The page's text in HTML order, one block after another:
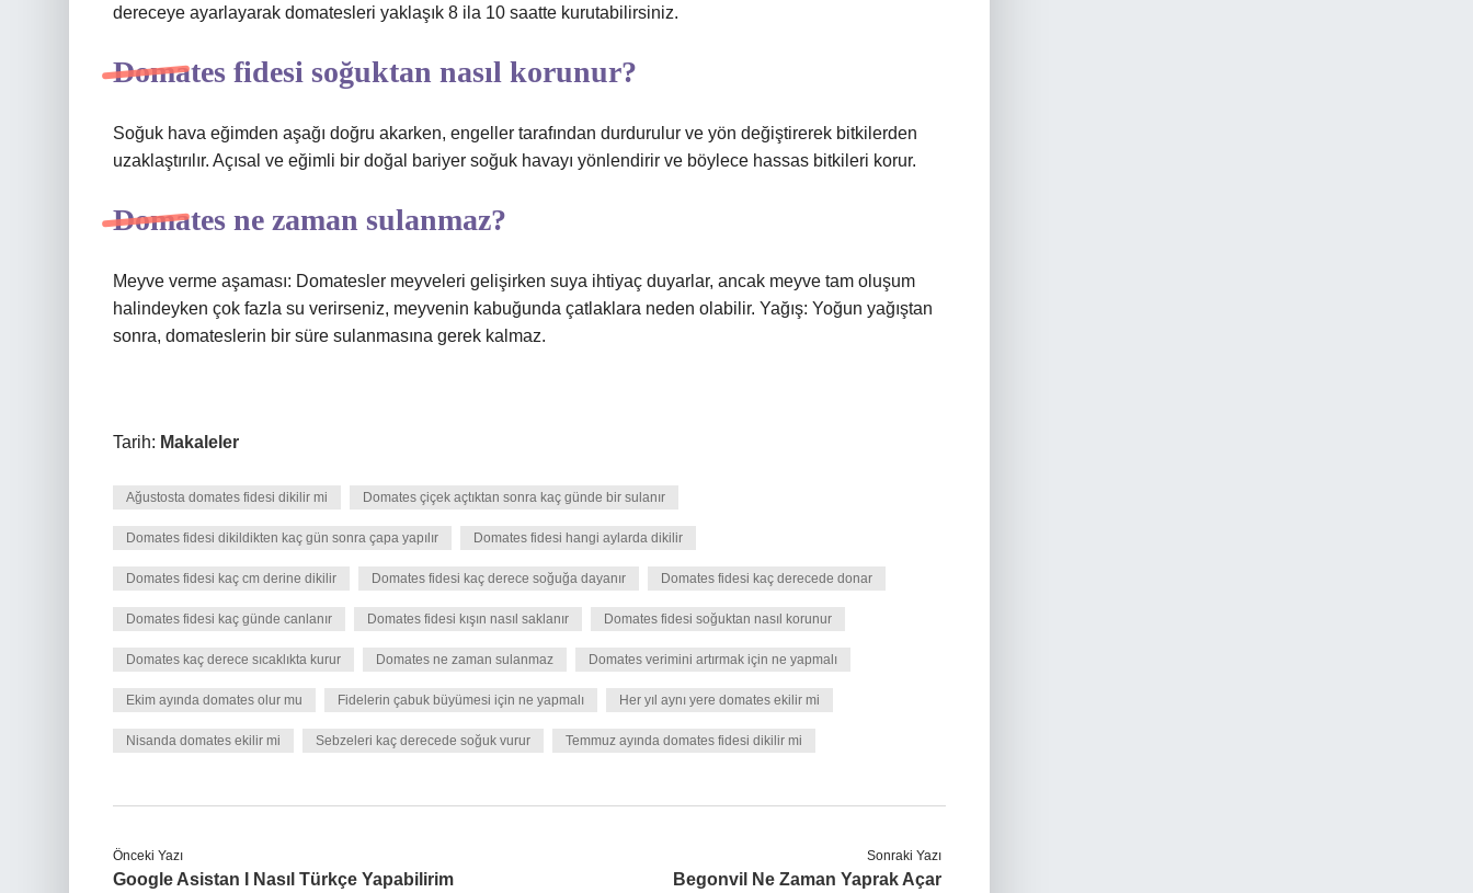
dereceye ayarlayarak domatesleri yaklaşık 8 ila 10 saatte kurutabilirsiniz.
Domates fidesi soğuktan nasıl korunur?
Soğuk hava eğimden aşağı doğru akarken, engeller tarafından durdurulur ve yön değiştirerek bitkilerden
uzaklaştırılır. Açısal ve eğimli bir doğal bariyer soğuk havayı yönlendirir ve böylece hassas bitkileri korur.
Domates ne zaman sulanmaz?
Meyve verme aşaması: Domatesler meyveleri gelişirken suya ihtiyaç duyarlar, ancak meyve tam oluşum
halindeyken çok fazla su verirseniz, meyvenin kabuğunda çatlaklara neden olabilir. Yağış: Yoğun yağıştan
sonra, domateslerin bir süre sulanmasına gerek kalmaz.
Tarih: Makaleler
Ağustosta domates fidesi dikilir mi Domates çiçek açtıktan sonra kaç günde bir sulanır
Domates fidesi dikildikten kaç gün sonra çapa yapılır Domates fidesi hangi aylarda dikilir
Domates fidesi kaç cm derine dikilir Domates fidesi kaç derece soğuğa dayanır Domates fidesi kaç derecede donar
Domates fidesi kaç günde canlanır Domates fidesi kışın nasıl saklanır Domates fidesi soğuktan nasıl korunur
Domates kaç derece sıcaklıkta kurur Domates ne zaman sulanmaz Domates verimini artırmak için ne yapmalı
Ekim ayında domates olur mu Fidelerin çabuk büyümesi için ne yapmalı Her yıl aynı yere domates ekilir mi
Nisanda domates ekilir mi Sebzeleri kaç derecede soğuk vurur Temmuz ayında domates fidesi dikilir mi
Önceki Yazı
Google Asistan I Nasıl Türkçe Yapabilirim
Sonraki Yazı
Begonvil Ne Zaman Yaprak Açar